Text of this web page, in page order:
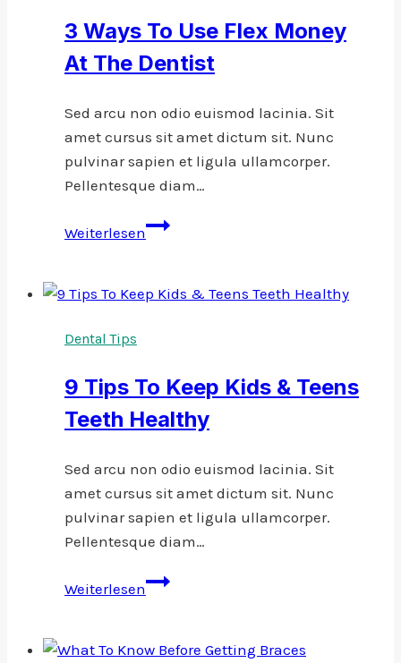
3 Ways To Use Flex Money
At The Dentist
Sed arcu non odio euismod lacinia. Sit
amet cursus sit amet dictum sit. Nunc
pulvinar sapien et ligula ullamcorper.
Pellentesque diam…
Weiterlesen3
Use
The
Dentist
Dental Tips
9 Tips To Keep Kids & Teens
Teeth Healthy
Sed arcu non odio euismod lacinia. Sit
amet cursus sit amet dictum sit. Nunc
pulvinar sapien et ligula ullamcorper.
Pellentesque diam…
Weiterlesen9
Keep